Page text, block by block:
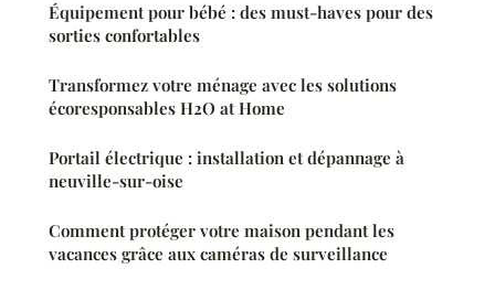
Équipement pour bébé : des must-haves pour des
sorties confortables
Transformez votre ménage avec les solutions
écoresponsables H2O at Home
Portail électrique : installation et dépannage à
neuville-sur-oise
Comment protéger votre maison pendant les
vacances grâce aux caméras de surveillance